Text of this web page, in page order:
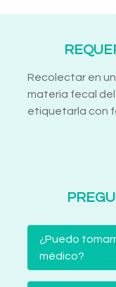
Recolectar en
materia fecal del
etiquetarla con
¿Puedo
médico?